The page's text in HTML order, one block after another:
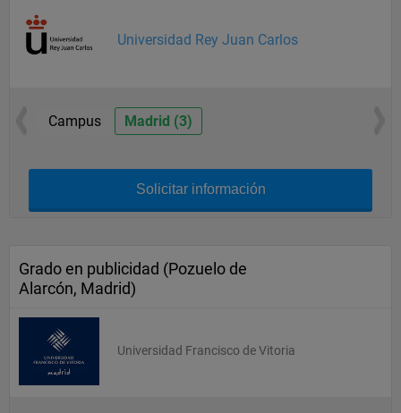
Universidad Rey Juan Carlos
Campus Madrid (3)
Solicitar información
Grado en publicidad (Pozuelo de
Alarcón, Madrid)
Universidad Francisco de Vitoria